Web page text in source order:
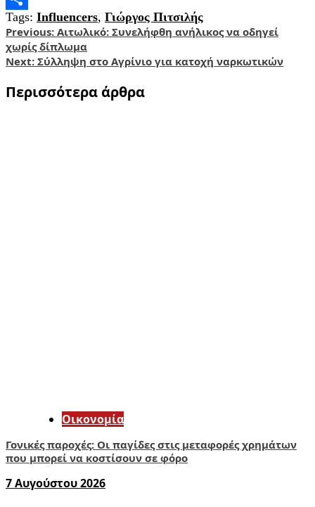
Share
Tags: Influencers, Γιώργος Πιτσιλής
Post
navigation
Previous: Αιτωλικό: Συνελήφθη ανήλικος να οδηγεί
χωρίς δίπλωμα
Next: Σύλληψη στο Αγρίνιο για κατοχή ναρκωτικών
Περισσότερα άρθρα
Οικονομία
Γονικές παροχές: Οι παγίδες στις μεταφορές χρημάτων
που μπορεί να κοστίσουν σε φόρο
7 Αυγούστου 2026